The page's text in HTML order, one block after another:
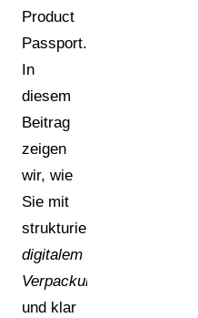
Product
Passport.
In
diesem
Beitrag
zeigen
wir, wie
Sie mit
strukturiertem
digitalem
Verpackungsmanagement
und klar